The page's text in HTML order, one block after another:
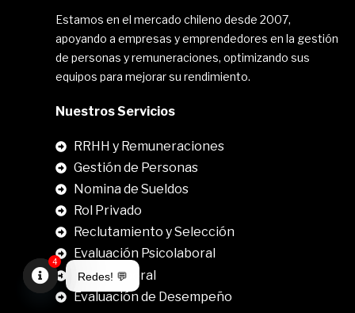
Estamos en el mercado chileno desde 2007,
apoyando a empresas y emprendedores en la gestión
de personas y remuneraciones, optimizando sus
equipos para mejorar su rendimiento.
Nuestros Servicios
RRHH y Remuneraciones
Gestión de Personas
Nomina de Sueldos
Rol Privado
Reclutamiento y Selección
Evaluación Psicolaboral
.
Clima Laboral
Evaluación de Desempeño
Redes! 💬
Open
4